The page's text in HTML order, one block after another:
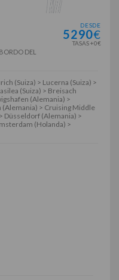
DEL
DESDE
5290€
TASAS +0€
(Suiza) > Lucerna (Suiza) >
(Suiza) > Breisach
(Alemania) >
> Cruising Middle
Düsseldorf (Alemania) >
(Holanda) >